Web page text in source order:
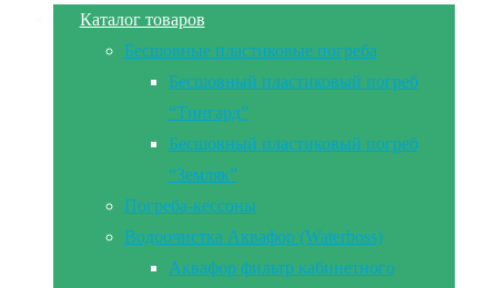
Каталог товаров
Бесшовные пластиковые погреба
Бесшовный пластиковый погреб
“Тингард”
Бесшовный пластиковый погреб
“Земляк”
Погреба-кессоны
Водоочистка Аквафор (Waterboss)
Аквафор фильтр кабинетного